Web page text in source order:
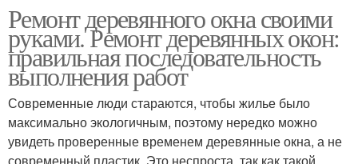
Ремонт деревянного окна своими
руками. Ремонт деревянных окон:
правильная последовательность
выполнения работ
Современные люди стараются, чтобы жилье было
максимально экологичным, поэтому нередко можно
увидеть проверенные временем деревянные окна, а не